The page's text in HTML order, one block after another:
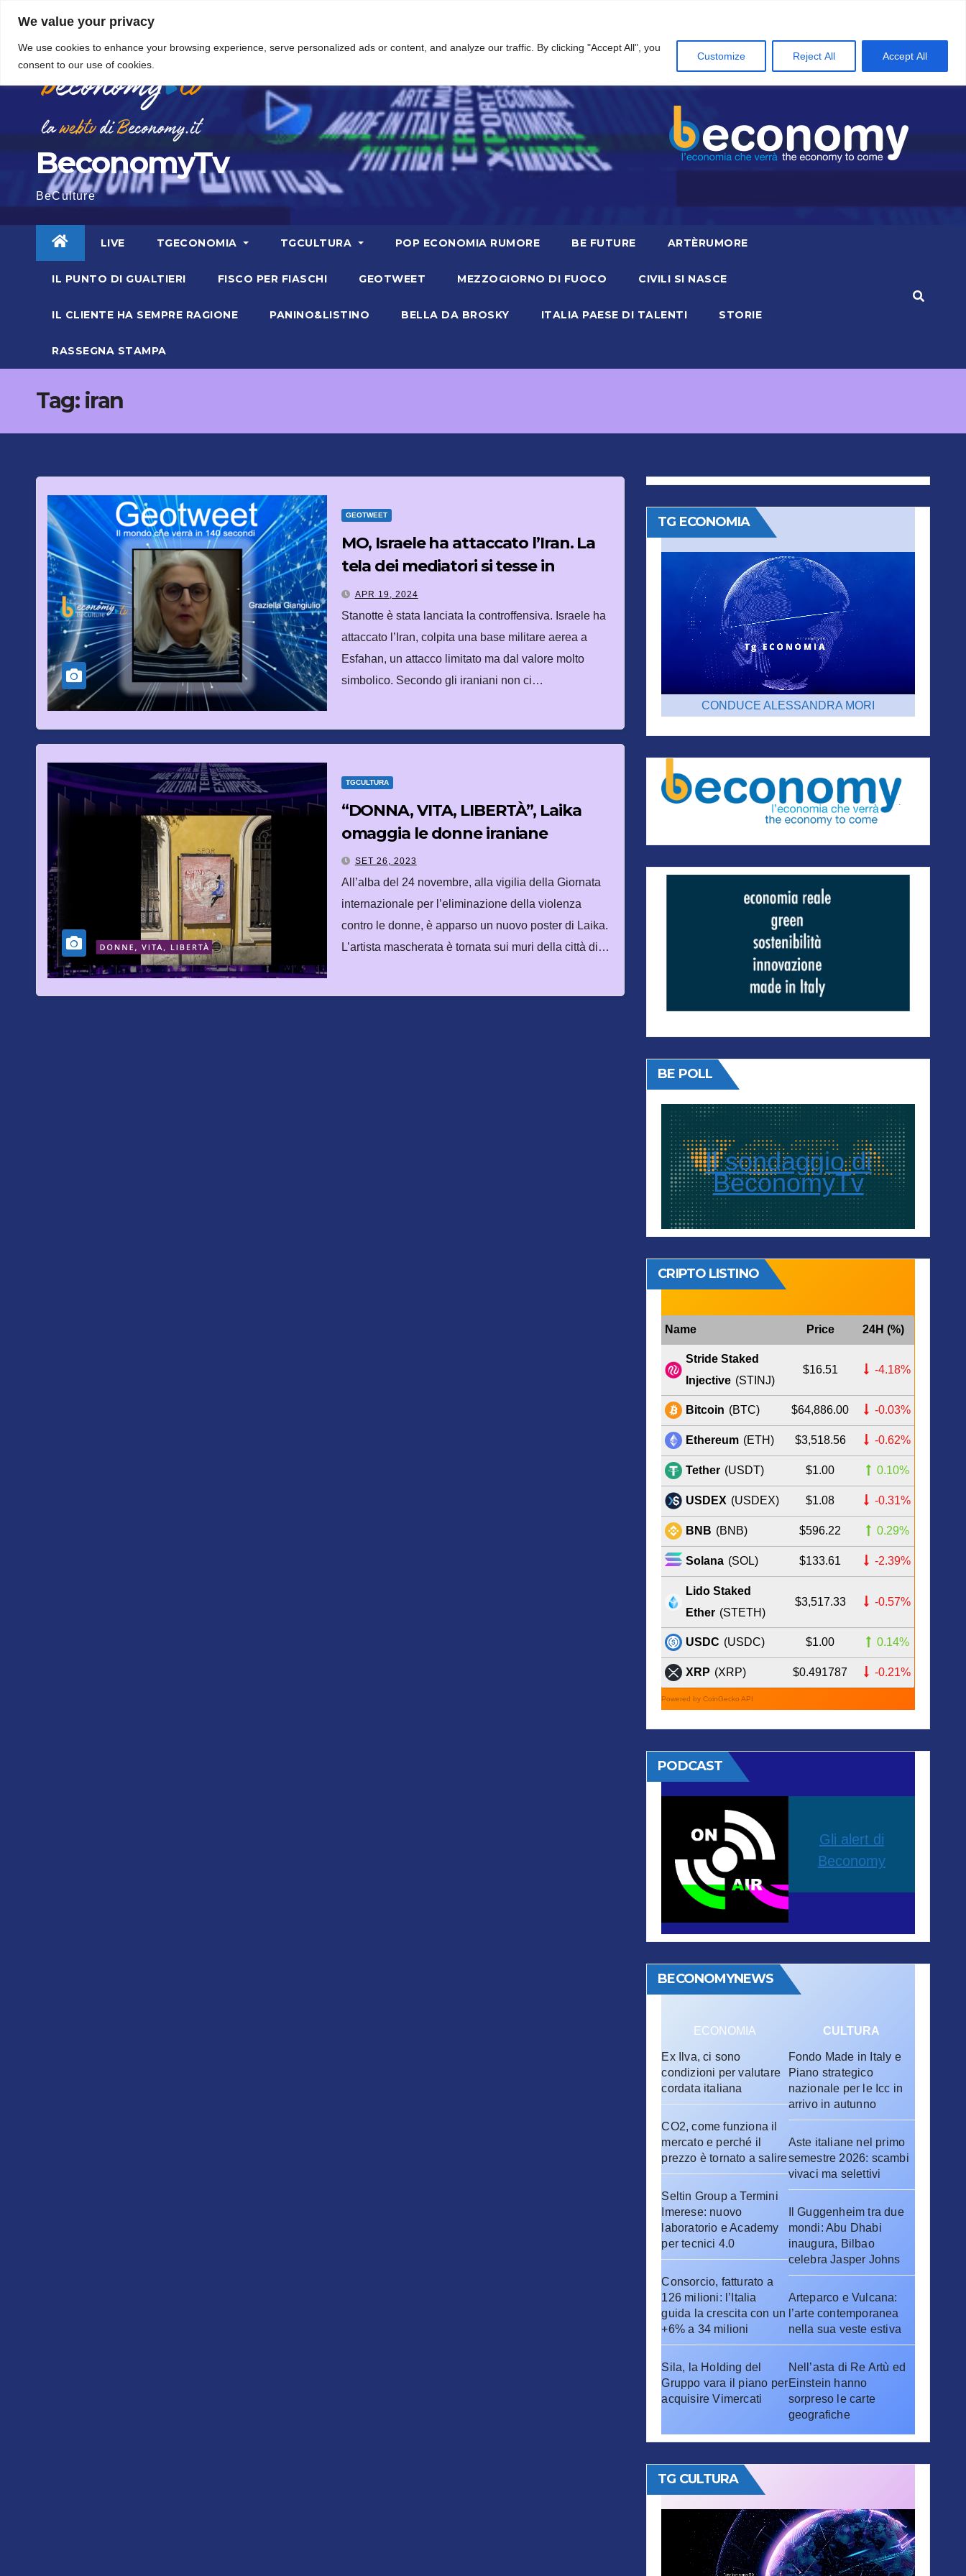
We value your privacy
We use cookies to enhance your browsing experience, serve personalized ads or content, and analyze our traffic. By clicking "Accept All", you
consent to our use of cookies.
Customize Reject All Accept All
contenuto
5 Agosto 2026 15:46
BeconomyTv
BeCulture
LIVE TGECONOMIA TGCULTURA POP ECONOMIA RUMORE BE FUTURE ARTÈRUMORE
IL PUNTO DI GUALTIERI FISCO PER FIASCHI GEOTWEET MEZZOGIORNO DI FUOCO CIVILI SI NASCE
IL CLIENTE HA SEMPRE RAGIONE PANINO&LISTINO BELLA DA BROSKY ITALIA PAESE DI TALENTI STORIE
RASSEGNA STAMPA
Tag: iran
GEOTWEET
MO, Israele ha attaccato l’Iran. La
tela dei mediatori si tesse in
Turchia
APR 19, 2024
Stanotte è stata lanciata la controffensiva. Israele ha
attaccato l’Iran, colpita una base militare aerea a
Esfahan, un attacco limitato ma dal valore molto
simbolico. Secondo gli iraniani non ci…
TGCULTURA
“DONNA, VITA, LIBERTÀ”, Laika
omaggia le donne iraniane
SET 26, 2023
All’alba del 24 novembre, alla vigilia della Giornata
internazionale per l’eliminazione della violenza
contro le donne, è apparso un nuovo poster di Laika.
L’artista mascherata è tornata sui muri della città di…
TG ECONOMIA
CONDUCE ALESSANDRA MORI
BE POLL
Il sondaggio di
BeconomyTv
CRIPTO LISTINO
Name Price 24H (%)
Stride Staked
Injective (STINJ)
$16.51 -4.18%
Bitcoin (BTC) $64,886.00 -0.03%
Ethereum (ETH) $3,518.56 -0.62%
Tether (USDT) $1.00 0.10%
USDEX (USDEX) $1.08 -0.31%
BNB (BNB) $596.22 0.29%
Solana (SOL) $133.61 -2.39%
Lido Staked
Ether (STETH)
$3,517.33 -0.57%
USDC (USDC) $1.00 0.14%
XRP (XRP) $0.491787 -0.21%
Powered by CoinGecko API
PODCAST
Gli alert di
Beconomy
BECONOMYNEWS
ECONOMIA
Ex Ilva, ci sono
condizioni per valutare
cordata italiana
CO2, come funziona il
mercato e perché il
prezzo è tornato a salire
Seltin Group a Termini
Imerese: nuovo
laboratorio e Academy
per tecnici 4.0
Consorcio, fatturato a
126 milioni: l’Italia
guida la crescita con un
+6% a 34 milioni
Sila, la Holding del
Gruppo vara il piano per
acquisire Vimercati
CULTURA
Fondo Made in Italy e
Piano strategico
nazionale per le Icc in
arrivo in autunno
Aste italiane nel primo
semestre 2026: scambi
vivaci ma selettivi
Il Guggenheim tra due
mondi: Abu Dhabi
inaugura, Bilbao
celebra Jasper Johns
Arteparco e Vulcana:
l’arte contemporanea
nella sua veste estiva
Nell’asta di Re Artù ed
Einstein hanno
sorpreso le carte
geografiche
TG CULTURA